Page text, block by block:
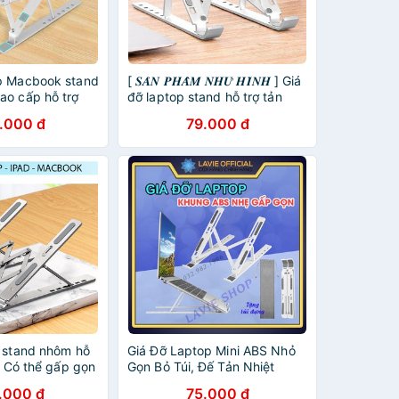
Macbook stand
cấp hỗ trợ
kèm túi
đ
[ 𝑺𝑨̉𝑵 𝑷𝑯𝑨̂̉𝑴 𝑵𝑯𝑼̛ 𝑯𝑰̀𝑵𝑯 ] Giá
đỡ laptop stand hỗ trợ tản
độ cao để laptop, ipad...
79.000 đ
nhôm hỗ
thể gấp gọn
đ
Giá Đỡ Laptop Mini ABS Nhỏ
Gọn Bỏ Túi, Đế Tản Nhiệt
75.000 đ